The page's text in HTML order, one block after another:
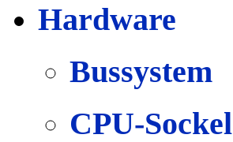
Hardware
Bussystem
CPU-Sockel